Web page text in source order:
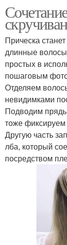
Прическа
длинные
простых в
пошаговым
Отделяем
невидимками
Подводим прядь
тоже
Другую часть
лба, который
посредством